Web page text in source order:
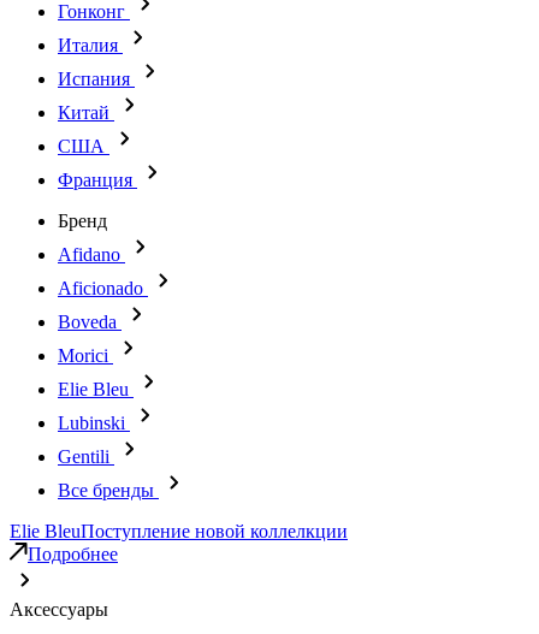
Гонконг
Италия
Испания
Китай
США
Франция
Бренд
Afidano
Aficionado
Boveda
Morici
Elie Bleu
Lubinski
Gentili
Все бренды
Elie BleuПоступление новой коллелкции
Подробнее
Аксессуары